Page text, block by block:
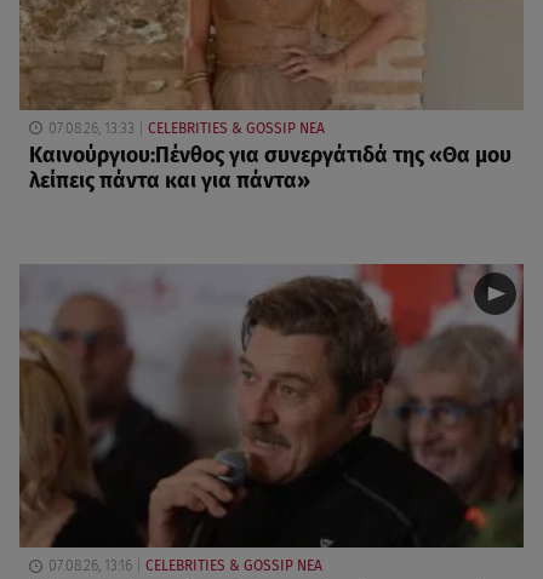
07.08.26, 13:33 CELEBRITIES & GOSSIP ΝΕΑ
Καινούργιου:Πένθος για συνεργάτιδά της «Θα μου
λείπεις πάντα και για πάντα»
07.08.26, 13:16 CELEBRITIES & GOSSIP ΝΕΑ